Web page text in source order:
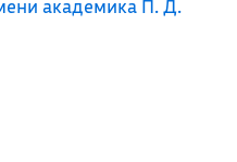
академика П. Д.